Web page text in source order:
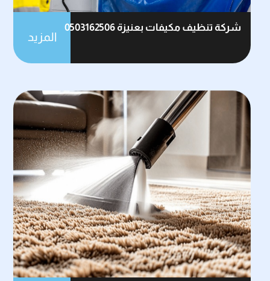
شركة تنظيف مكيفات بعنيزة 0503162506
المزيد